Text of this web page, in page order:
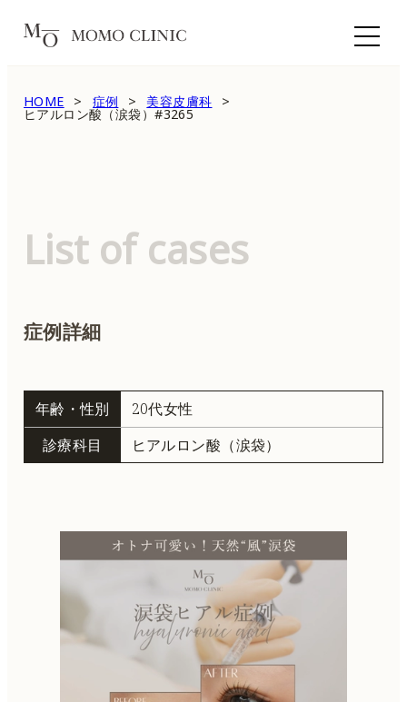
HOME 症例 美容皮膚科
ヒアルロン酸（涙袋）#3265
List of cases
症例詳細
年齢・性別
20代女性
診療科目
ヒアルロン酸（涙袋）